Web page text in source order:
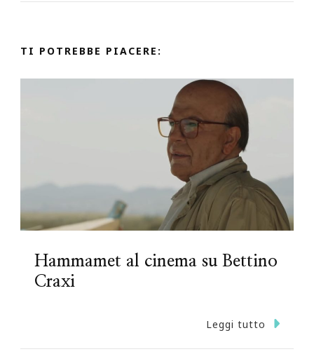
TI POTREBBE PIACERE:
Hammamet al cinema su Bettino
Craxi
Leggi tutto